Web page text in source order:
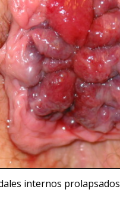
internos prolapsados